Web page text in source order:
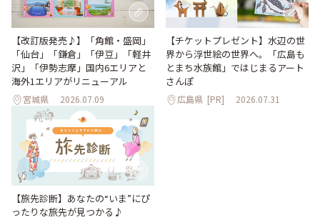
【改訂版発売♪】「角館・盛岡」
「仙台」「鎌倉」「伊豆」「軽井
沢」「伊勢志摩」国内6エリアと
海外1エリアがリニューアル
宮城県 2026.07.09
【チケットプレゼント】水辺の世
界から浮世絵の世界へ。「広島も
とまち水族館」ではじまるアート
さんぽ
広島県 [PR] 2026.07.31
【旅先診断】あなたの“いま”にぴ
ったりな旅先が見つかる♪